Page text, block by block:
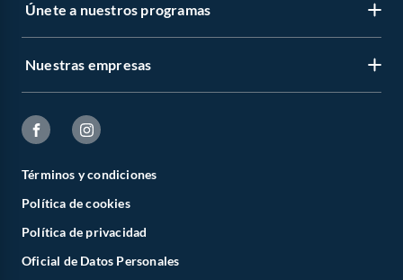
Únete a nuestros programas
Nuestras empresas
Términos y condiciones
Política de cookies
Política de privacidad
Oficial de Datos Personales